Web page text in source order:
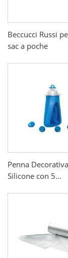
Beccucci Russi
sac a poche
Penna
Silicone con 5...